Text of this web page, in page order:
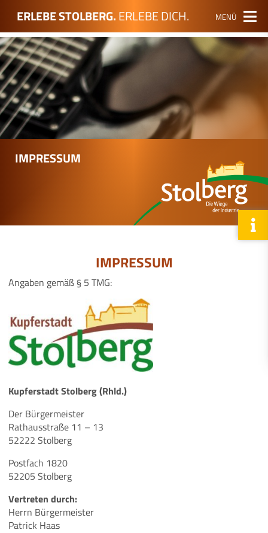
ERLEBE STOLBERG.ERLEBE DICH. MENÜ
IMPRESSUM
IMPRESSUM
Angaben gemäß § 5 TMG:
Kupferstadt Stolberg (Rhld.)
Der Bürgermeister
Rathausstraße 11 – 13
52222 Stolberg
Postfach 1820
52205 Stolberg
Vertreten durch:
Herrn Bürgermeister
Patrick Haas